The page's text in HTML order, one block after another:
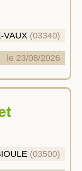
VAUX (03340)
le 23/08/2026
(03500)